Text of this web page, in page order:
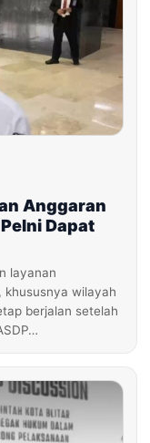
Anggaran
Dapat
layanan
khususnya wilayah
berjalan setelah